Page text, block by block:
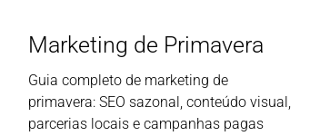
Marketing de Primavera
Guia completo de marketing de
primavera: SEO sazonal, conteúdo visual,
parcerias locais e campanhas pagas